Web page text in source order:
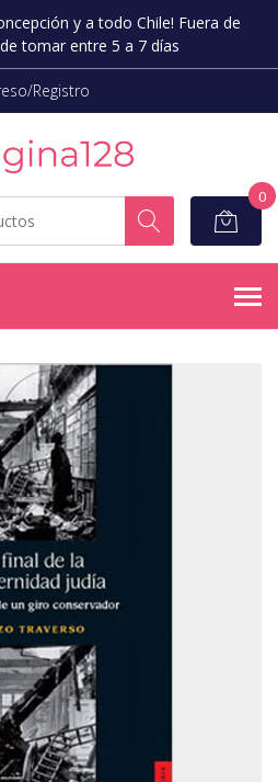
y a todo Chile! Fuera de
tomar entre 5 a 7 días
Registro
0